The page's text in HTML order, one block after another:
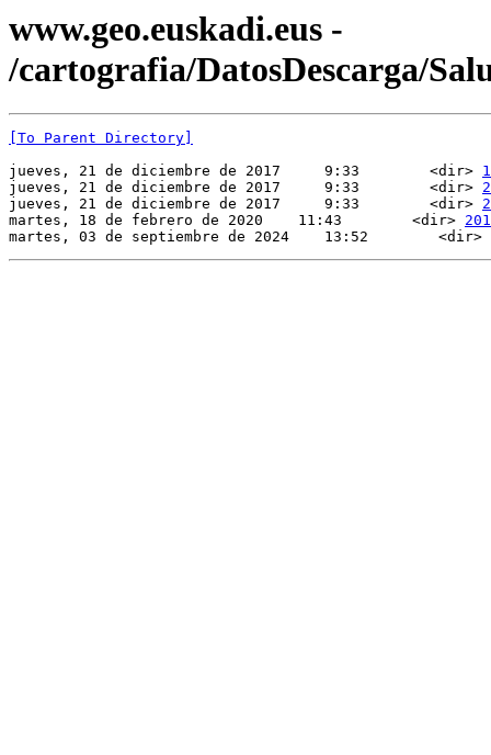
www.geo.euskadi.eus -
/cartografia/DatosDescarga/
[To Parent Directory]
jueves, 21 de diciembre de 2017     9:33        <dir>
jueves, 21 de diciembre de 2017     9:33        <dir>
jueves, 21 de diciembre de 2017     9:33        <dir>
martes, 18 de febrero de 2020    11:43        <dir>
martes, 03 de septiembre de 2024    13:52        <dir>